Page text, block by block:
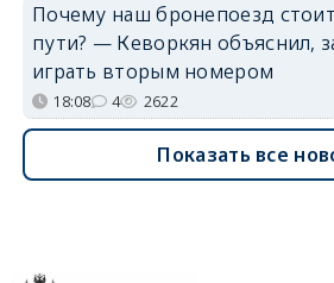
Почему наш бронепоезд
пути? — Кеворкян объяснил,
играть вторым номером
18:08 4 2622
Показать все